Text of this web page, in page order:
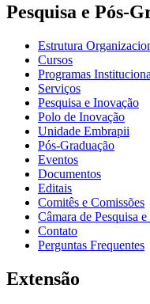
Pesquisa e Pós-
Estrutura
Cursos
Programas
Serviços
Pesquisa e Inovação
Polo de Inovação
Unidade Embrapii
Pós-Graduação
Eventos
Documentos
Editais
Comitês e Comissões
Câmara de Pesquisa
Contato
Perguntas Frequentes
Extensão